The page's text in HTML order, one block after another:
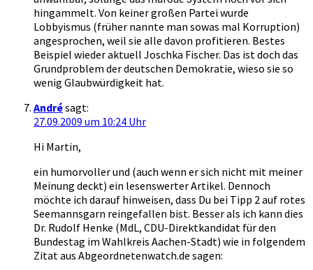
hingammelt. Von keiner großen Partei wurde
Lobbyismus (früher nannte man sowas mal Korruption)
angesprochen, weil sie alle davon profitieren. Bestes
Beispiel wieder aktuell Joschka Fischer. Das ist doch das
Grundproblem der deutschen Demokratie, wieso sie so
wenig Glaubwürdigkeit hat.
Andrésagt:
27.09.2009 um 10:24 Uhr
Hi Martin,
ein humorvoller und (auch wenn er sich nicht mit meiner
Meinung deckt) ein lesenswerter Artikel. Dennoch
möchte ich darauf hinweisen, dass Du bei Tipp 2 auf rotes
Seemannsgarn reingefallen bist. Besser als ich kann dies
Dr. Rudolf Henke (MdL, CDU-Direktkandidat für den
Bundestag im Wahlkreis Aachen-Stadt) wie in folgendem
Zitat aus Abgeordnetenwatch.de sagen: